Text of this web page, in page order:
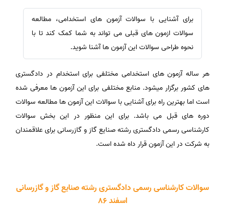
برای آشنایی با سوالات آزمون های استخدامی، مطالعه
سوالات ازمون های قبلی می تواند به شما کمک کند تا با
نحوه طراحی سوالات این آزمون ها آشنا شوید.
هر ساله آزمون های استخدامی مختلفی برای استخدام در دادگستری
های کشور برگزار میشود. منابع مختلفی برای این آزمون ها معرفی شده
است اما بهترین راه برای آشنایی با سوالات این آزمون ها مطالعه سوالات
دوره های قبل می باشد. برای این منظور در این بخش سوالات
کارشناسی رسمی دادگستری رشته صنایع گاز و گازرسانی برای علاقمندان
به شرکت در این آزمون قرار داه شده است.
سوالات کارشناسی رسمی دادگستری رشته صنایع گاز و گازرسانی
اسفند 86